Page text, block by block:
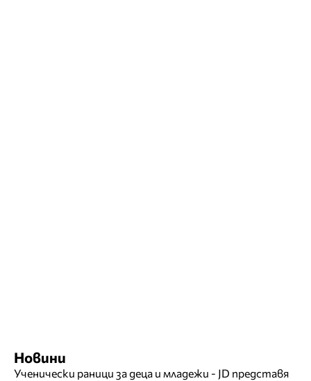
Новини
Ученически раници за деца и младежи - JD представя